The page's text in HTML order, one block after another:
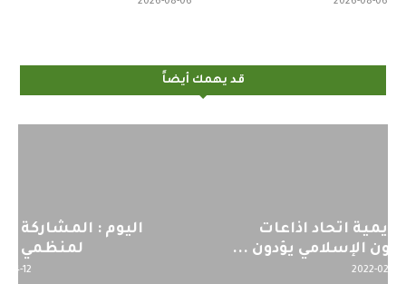
2026-08-06 2026-08-06
قد يهمك أيضاً
اليوم : المشاركة بالاجتماع التحضيري
لمنظمي قمة اسيا...